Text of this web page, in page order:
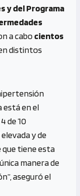
y del Programa
a cabocientos
distintos
está en el
de 10
y de
que tiene esta
manera de
aseguró el